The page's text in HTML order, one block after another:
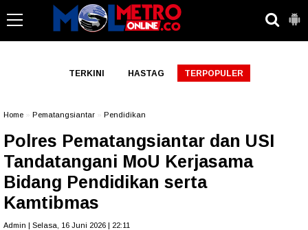
TERKINI HASTAG TERPOPULER
Home Pematangsiantar Pendidikan
Polres Pematangsiantar dan USI
Tandatangani MoU Kerjasama
Bidang Pendidikan serta
Kamtibmas
Admin | Selasa, 16 Juni 2026 | 22:11